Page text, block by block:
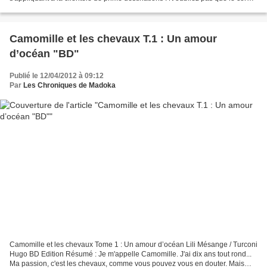
Camomille et les chevaux T.1 : Un amour
d’océan "BD"
Publié le 12/04/2012 à 09:12
Par Les Chroniques de Madoka
Camomille et les chevaux Tome 1 : Un amour d’océan Lili Mésange / Turconi
Hugo BD Edition Résumé : Je m'appelle Camomille. J'ai dix ans tout rond...
Ma passion, c'est les chevaux, comme vous pouvez vous en douter. Mais